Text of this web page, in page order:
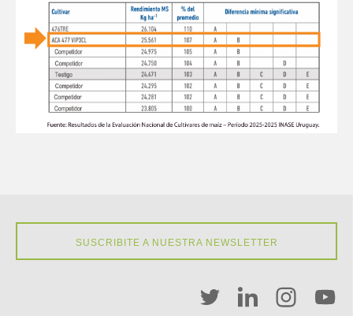
SUSCRIBITE A NUESTRA NEWSLETTER